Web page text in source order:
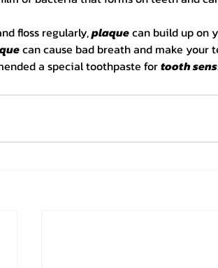
floss regularly, plaque can build up on
can cause bad breath and make your
a special toothpaste for tooth